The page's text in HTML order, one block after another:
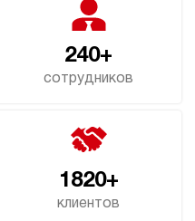
240+
сотрудников
1820+
клиентов